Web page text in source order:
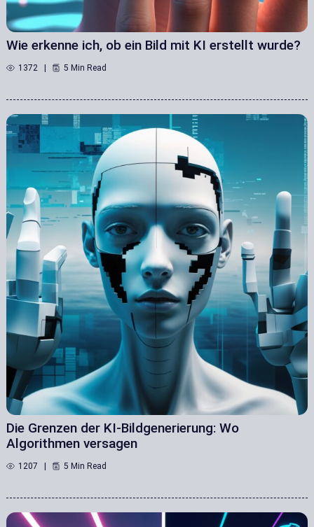
Wie erkenne ich, ob ein Bild mit KI erstellt wurde?
1372 5 Min Read
Die Grenzen der KI-Bildgenerierung: Wo
Algorithmen versagen
1207 5 Min Read